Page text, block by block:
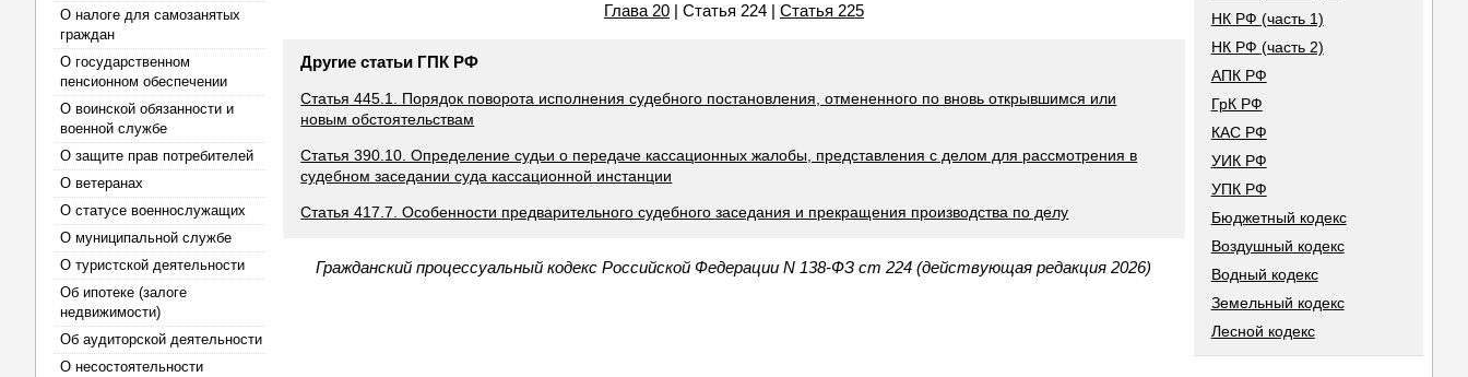
О налоге для самозанятых
граждан
О государственном
пенсионном обеспечении
О воинской обязанности и
военной службе
О защите прав потребителей
О ветеранах
О статусе военнослужащих
О муниципальной службе
О туристской деятельности
Об ипотеке (залоге
недвижимости)
Об аудиторской деятельности
О несостоятельности
Глава 20| Статья 224 | Статья 225
Другие статьи ГПК РФ
Статья 445.1. Порядок поворота исполнения судебного постановления, отмененного по вновь открывшимся или
новым обстоятельствам
Статья 390.10. Определение судьи о передаче кассационных жалобы, представления с делом для рассмотрения в
судебном заседании суда кассационной инстанции
Статья 417.7. Особенности предварительного судебного заседания и прекращения производства по делу
Гражданский процессуальный кодекс Российской Федерации N 138-ФЗ ст 224 (действующая редакция 2026)
НК РФ (часть 1)
НК РФ (часть 2)
АПК РФ
ГрК РФ
КАС РФ
УИК РФ
УПК РФ
Бюджетный кодекс
Воздушный кодекс
Водный кодекс
Земельный кодекс
Лесной кодекс